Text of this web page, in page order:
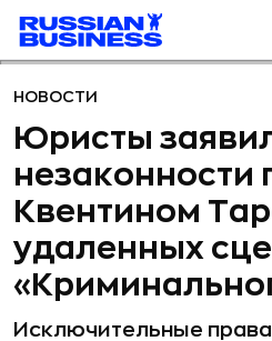
НОВОСТИ
Юристы
незаконности
Квентином
удаленных
Исключительные